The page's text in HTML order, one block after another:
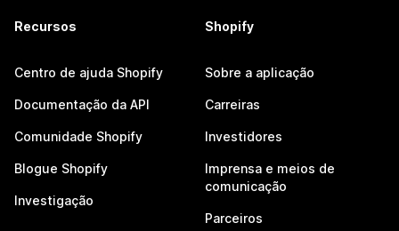
Recursos
Centro de ajuda Shopify
Documentação da API
Comunidade Shopify
Blogue Shopify
Investigação
Shopify
Sobre a aplicação
Carreiras
Investidores
Imprensa e meios de
comunicação
Parceiros